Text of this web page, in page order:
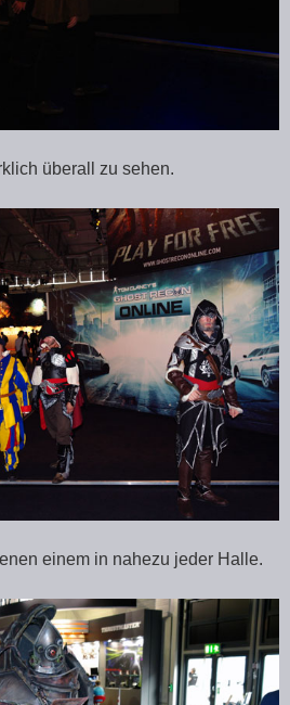
überall zu sehen.
einem in nahezu jeder Halle.